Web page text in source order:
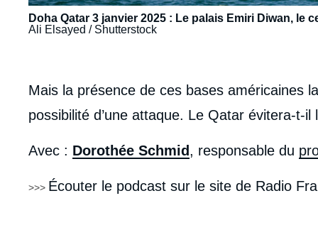
Doha Qatar 3 janvier 2025 : Le palais Emiri Diwan, le
Ali Elsayed / Shutterstock
body
Mais la présence de ces bases américaines
possibilité d’une attaque. Le Qatar évitera-t-il
Avec : Dorothée Schmid, responsable du
>>> Écouter le podcast sur le site de Radio